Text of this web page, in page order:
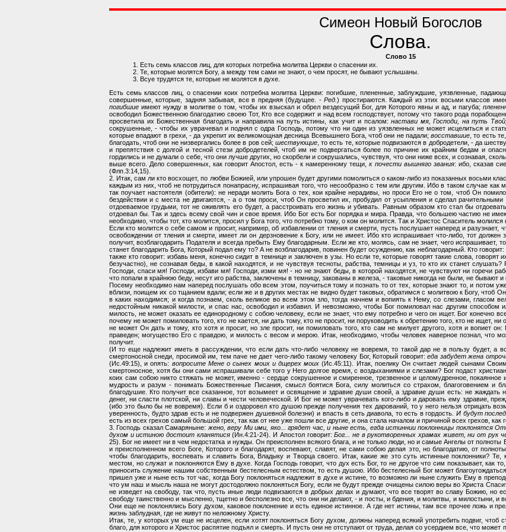
Симеон Новый Богослов
Слова.
Слово 15
1. Есть семь классов лиц, для которых потребна молитва Церкви о спасении их.
2. Те, которые молятся Богу, а между тем сами не знают, о чем просят, не бывают услышаны.
3. Всуе трудятся те, которые не молятся в духе.
Есть семь классов лиц, о спасении коих потребна молитва Церкви: погибшие, плененные, заблуждшие, уязвленные,
совершенные, которые, задняя забывая, все в предняя (будущее. -Ред.) простираются. Каждый из этих восьми классов
погибшие имеют нужду в молитве о том, чтобы их взыскал и обрел вездесущий Бог, для Которого явны и ад, и пагуба;
освободил Божественною благодатию своею Тот, Кто все содержит и над всем господствует, потому что такого рода
просветила их Божественная благодать и направила на путь истины, как учит и псалом:настави мя, Господи, на путь
сокрушенные, - чтобы их уврачевал и поднял с одра Господь, потому что ни один из уязвленных не может исцелиться и
которые впадают в грехи, - да укрепит их великомощная десница Всевышнего Бога, чтоб они не падали;восставшие , то есть
благодать, чтоб они не низвергались более в ров сей; шествующие , то есть те, которые подвизаются в добродетели, - да
и препятствия с долгой и тесной стези добродетелей, чтоб им не подвергаться более по причине их крайним бедам и
гордились и не думали о себе, что они лучше других, но скорбели и сокрушались, чувствуя, что они ниже всех, и сознавая,
выше всего. Дело совершенных, как говорит Апостол, есть - к намеренному тещи,к почести вышняго звания: ибо, сказав
(Флп.3:14,15).
2. Итак, сам ли кто восхощет, по любви Божией, или упрошен будет другими помолиться о каком-либо из показанных восьми
каждым из них, чтоб не потрудиться понапрасну, испрашивая того, что несообразно с тем или другим. Ибо в таком случае
так поучает настоятеля (обители): не неради молить Бога о тех, кои крайне нерадивы, но проси Его не о том, чтоб Он
бездействии и с места не двигаются, - а о том проси, чтоб Он просветил их, пробудил от усыпления и сделал рачительными
отдоеваемое грудьми, тот не оживлять его будет, а расстроивать его жизнь и убивать. Равным образом кто стал бы
отдоевал бы. Так и здесь всему свой чин и свое время. Ибо Бог есть Бог порядка и мира. Правда, что большею частию не
необходимо, чтобы тот, кто молится, просил у Бога того, что потребно тому, о ком он молится. Так и Христос Спаситель
Если кто молится о себе самом и просит, например, об избавлении от тления и смерти, пусть послушает наперед и разузнает,
освобождении от тления и смерти, имеет ли он дерзновение к Богу, или не имеет. Ибо кто испрашивает что-либо, тот должен
получит, возблагодарить Подателя и всегда пребыть Ему благодарным. Если же кто, молясь, сам не знает, чего испрашивает,
станет благодарить Бога, Который подал ему то? А не возблагодарив, повинен будет осуждению, как неблагодарный. Кто
также кто говорит: избавь меня, конечно сидит в темнице и заключен в узы. Но если те, которые говорят такие слова,
безучастно), не сознавая беды, в какой находятся, и не чувствуя тесноты, рабства, темницы и уз, то кто их станет
Господи, спаси мя! Господи, избави мя! Господи, изми мя! - но не знают беды, в которой находятся, не чувствуют ни горечи
что попали в крайнюю беду, несут иго рабства, заключены в темницу, закованы в железа, - таковые никогда не были, не бывают
Посему необходимо нам наперед послушать обо всем этом, поучиться тому и познать то от тех, которые знают то, и потом
вблизи, поищем их со тщанием вдали; если же и в других местах не видно будет таковых, обратимся с молитвою к Богу, чтоб
в каких находимся; и когда познаем, сколь великое во всем этом зло, тогда начнем и вопиять к Нему, со слезами, гласом
недостойным никакой милости, и спас нас, освободил и избавил. И невозможно, чтобы Бог помиловал нас другим
милость, не может оказать ее единородному с собою человеку, если не знает, что ему потребно и чего он ищет. Бог конечно
почему не может помиловать того, кто не кается, ни дать тому, кто не просит, ни поруководить к обретению того, кто не ищет,
не может Он дать и тому, кто хотя и просит, но зле просит, ни помиловать того, кто сам не милует другого, хотя и вопиет
праведен; могущество Его с правдою, и милость с весом и мерою. Итак, необходимо, чтобы человек наверное познал, что
получит.
(И то еще надлежит иметь в рассуждении, что если дать что-либо человеку не вовремя, то такой дар не в пользу будет, а
смертоносной снеди, просимой им, тем паче не дает чего-либо такому человеку Бог, Который говорит:еда забудет жена
(Ис.49:15), и опять: вопросите Мене о сынех моих и дщерех моих (Ис.45:11). Итак, поелику Он считает людей сынами
смертоносное, хотя бы они сами испрашивали себе того у Него долгое время, с воздыханиями и слезами? Бог подаст
коих сам собою никто стяжать не может, именно - сердце сокрушенное и смиренное, трезвенное и целомудренное,
мудрость и разум - понимать Божественные Писания, смысл боятися Бога, силу молиться со страхом, благоговением и
благодушие. Кто получит все сказанное, тот возымеет и освящение и здравие души своей, а здравие души есть: не жаждать
денег, ни сласти плотской, ни славы и чести человеческой. И Бог не может уврачевать кого-либо и даровать ему здравие,
(ибо это было бы не вовремя). Если б и оздоровел кто душою прежде получения тех дарований, то у него нельзя отрицать
уверенность, будто здрав есть и не подвержен душевной болезни) и впасть в сеть диавола, то есть в гордость. И будут
есть из всех грехов самый большой грех, так как от нее уже пошли все другие, и она стала началом и причиной всех грехов, как
3. Господь сказал Самаряныне: жено, веру Ми ими, яко... грядет час, и ныне есть, егда истиннии поклонницы поклонятся
духом и истиною достоит кланятися(Ин.4:21-24). И Апостол говорит:Бог... не в рукотворенных храмах живет, ни от рук
25). Бог не имеет ни в чем недостатка и нужды. Он преисполнен всякого блага, и не только люди, но и самые Ангелы от
и преисполненном всего Боге, Которого и благодарят, воспевают, славят, не сами собою делая это, но благодатию, от
чтобы благодарить, воспевать и славить Бога, Владыку и Творца своего. Итак, какие же это суть истинные поклонники?
местом, но служат и поклоняются Ему в духе. Когда Господь говорит, что дух есть Бог, то не другое что сим показывает, как
приносить служение нашим собственным бестелесным естеством, то есть душою. Ибо бестелесный Бог может
пришел уже и ныне есть тот час, когда Богу поклоняться надлежит в духе и истине, то возможно ли ныне служить Ему в
что ум наш и мысль наша не могут достодолжно поклоняться Богу, если не будут прежде очищены силою веры во Христа
не изведет на свободу, так что, пусть иные люди подвизаются в добрых делах и думают, что все творят во славу Божию, но
свободу таинственно и мысленно, тщетно и бесполезно все, что они ни делают, - и посты, и бдения, и молитвы, и милостыни, и
Они еще не поклонялись Богу духом, каковое поклонение и есть единое истинное. А где нет истины, там все прочее ложь и
жизнь заблудная, где не живут по неложному Христу.
Итак, те, у которых ум еще не исцелен, если хотят поклоняться Богу духом, должны наперед всякий употребить подвиг, чтоб
благо, для которого и Христос распятие подъял и смерть. И пусть они не отступают от труда, делая со усердием все, что может